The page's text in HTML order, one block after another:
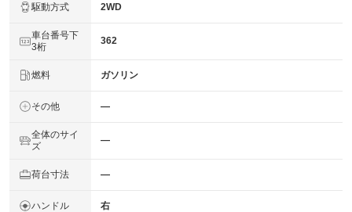
駆動方式 2WD
車台番号下
3桁
362
燃料 ガソリン
その他 ―
全体のサイ
ズ
―
荷台寸法 ―
ハンドル 右